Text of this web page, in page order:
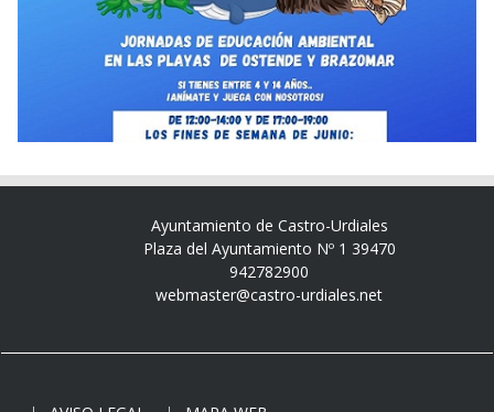
Ayuntamiento de Castro-Urdiales
Plaza del Ayuntamiento Nº 1 39470
942782900
webmaster@castro-urdiales.net